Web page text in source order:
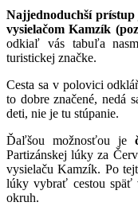
Najjednoduchší
vysielačom Kamzík
odkiaľ vás tabuľa
turistickej značke.
Cesta sa v polovici
to dobre značené, nedá
deti, nie je tu stúpanie.
Ďaľšou možnosťou je
Partizánskej lúky za
vysielaču Kamzík. Po
lúky vybrať cestou
okruh.